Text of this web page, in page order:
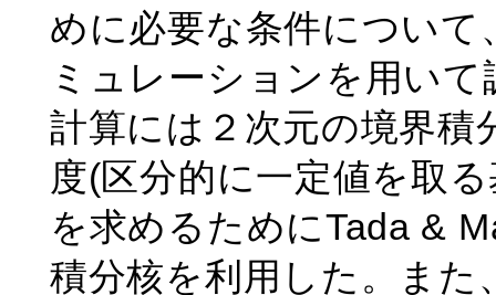
めに必要な条件につい
ミュレーションを用いて
計算には２次元の境界積
度(区分的に一定値を取
を求めるためにTada &
積分核を利用した。また